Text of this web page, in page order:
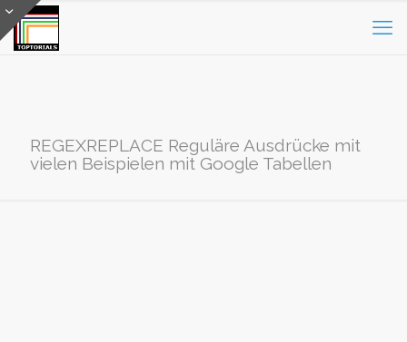
REGEXREPLACE Reguläre Ausdrücke mit
vielen Beispielen mit Google Tabellen